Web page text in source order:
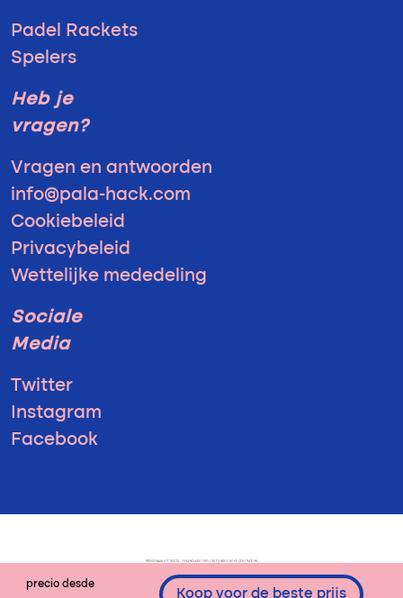
precio desde
Koop voor de beste prijs
Padel Rackets
Spelers
Heb je
vragen?
Vragen en antwoorden
info@pala-hack.com
Cookiebeleid
Privacybeleid
Wettelijke mededeling
Sociale
Media
Twitter
Instagram
Facebook